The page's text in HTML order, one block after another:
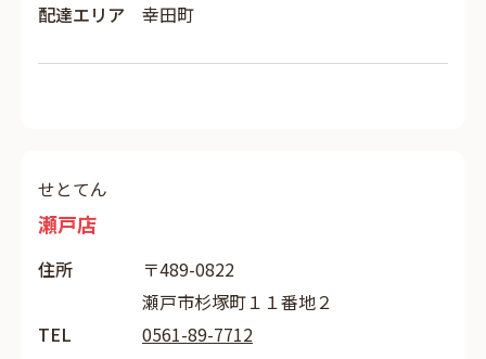
配達エリア
幸田町
せとてん
瀬戸店
住所
〒489-0822
瀬戸市杉塚町１１番地２
TEL
0561-89-7712